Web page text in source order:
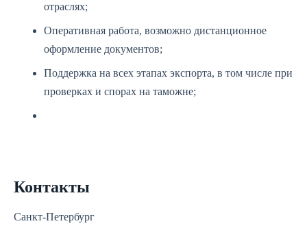
отраслях;
Оперативная работа, возможно дистанционное
оформление документов;
Поддержка на всех этапах экспорта, в том числе при
проверках и спорах на таможне;
Контакты
Санкт-Петербург